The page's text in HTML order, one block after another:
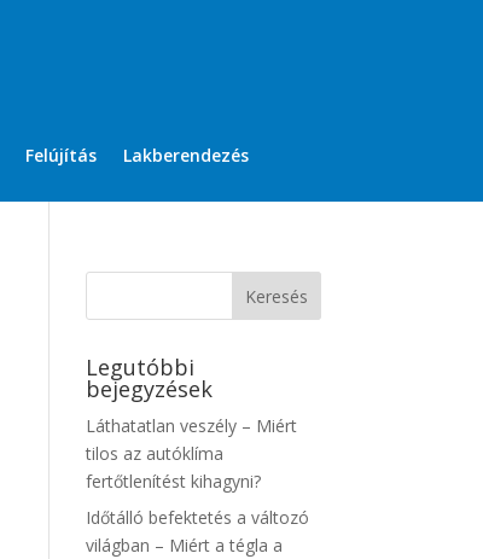
Felújítás Lakberendezés
Legutóbbi
bejegyzések
Láthatatlan veszély – Miért
tilos az autóklíma
fertőtlenítést kihagyni?
Időtálló befektetés a változó
világban – Miért a tégla a